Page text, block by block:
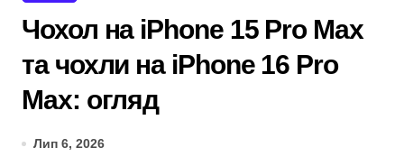
Чохол на iPhone 15 Pro Max
та чохли на iPhone 16 Pro
Max: огляд
Лип 6, 2026